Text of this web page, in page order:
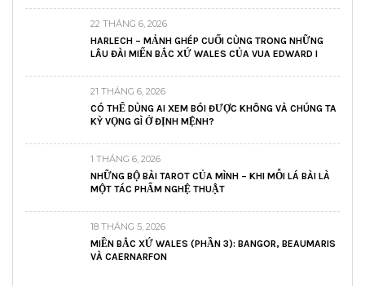
22 THÁNG 6, 2026
HARLECH – MẢNH GHÉP CUỐI CÙNG TRONG NHỮNG
LÂU ĐÀI MIẾN BẮC XỨ WALES CỦA VUA EDWARD I
21 THÁNG 6, 2026
CÓ THỂ DÙNG AI XEM BÓI ĐƯỢC KHÔNG VÀ CHÚNG TA
KỲ VỌNG GÌ Ở ĐỊNH MỆNH?
1 THÁNG 6, 2026
NHỮNG BỘ BÀI TAROT CỦA MÌNH – KHI MỖI LÁ BÀI LÀ
MỘT TÁC PHẨM NGHỆ THUẬT
18 THÁNG 5, 2026
MIỀN BẮC XỨ WALES (PHẦN 3): BANGOR, BEAUMARIS
VÀ CAERNARFON